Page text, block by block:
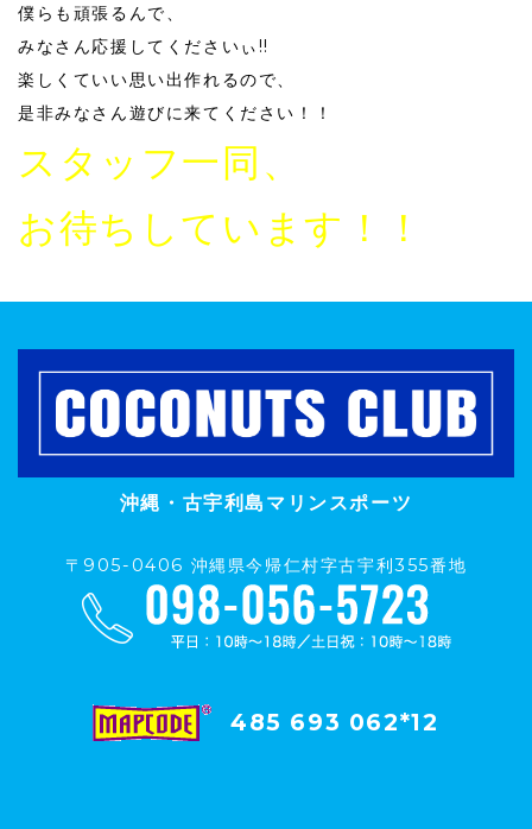
僕らも頑張るんで、
みなさん応援してくださいぃ!!
楽しくていい思い出作れるので、
是非みなさん遊びに来てください！！
スタッフ一同、
お待ちしています！！
沖縄・古宇利島マリンスポーツ
〒905-0406 沖縄県今帰仁村字古宇利355番地
485 693 062*12